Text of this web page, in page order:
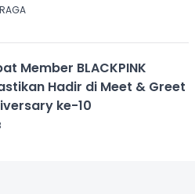
Member BLACKPINK
Hadir di Meet & Greet
ke-10